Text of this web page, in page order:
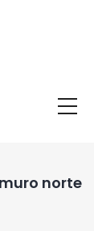
norte